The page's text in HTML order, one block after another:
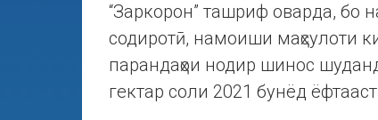
“Заркорон” ташриф оварда, бо
содиротӣ, намоиши маҳсулоти
парандаҳои нодир шинос
гектар соли 2021 бунёд